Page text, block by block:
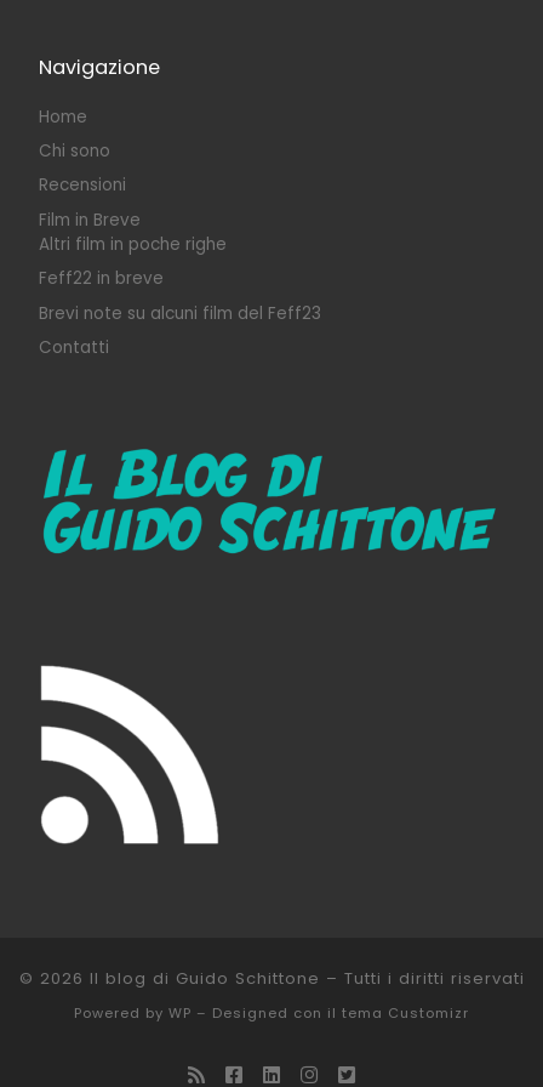
Navigazione
Home
Chi sono
Recensioni
Film in Breve
Altri film in poche righe
Feff22 in breve
Brevi note su alcuni film del Feff23
Contatti
© 2026 Il blog di Guido Schittone – Tutti i diritti riservati
Powered by WP – Designed con il tema Customizr